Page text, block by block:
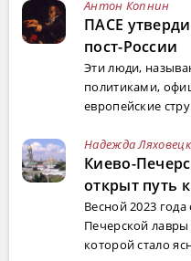
Антон Копнин
ПАСЕ
пост-России
Эти люди,
политиками,
европейские
Надежда
Киево-
открыт путь
Весной 2023
Печерской лавры
которой стало